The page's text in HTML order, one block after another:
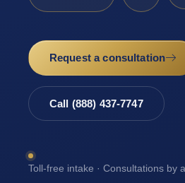
Request a consultation
Call (888) 437-7747
Toll-free intake · Consultations by